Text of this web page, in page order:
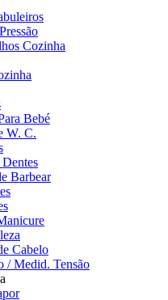
Cozinha
Bebé
W. C.
Barbear
Cabelo
/ Medid. Tensão